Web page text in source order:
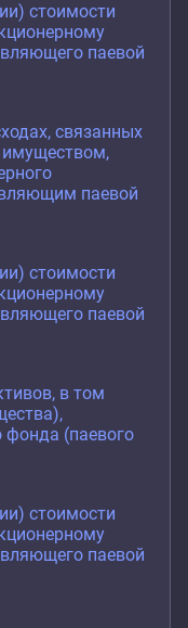
стоимости
паевой
связанных
паевой
стоимости
паевой
в том
фонда (паевого
стоимости
паевой